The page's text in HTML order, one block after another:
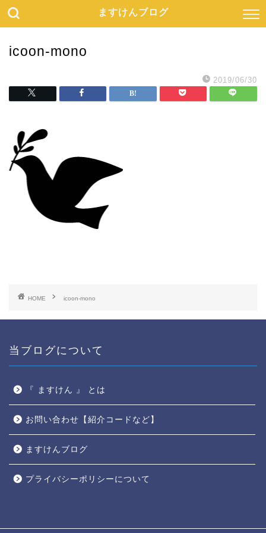
ますけんブログ
icoon-mono
2019/06/30
HOME icoon-mono
当ブログについて
『 ますけん 』 とは
お問い合わせ【紹介コードなど】
ますけんブログ
プライバシーポリシーについて